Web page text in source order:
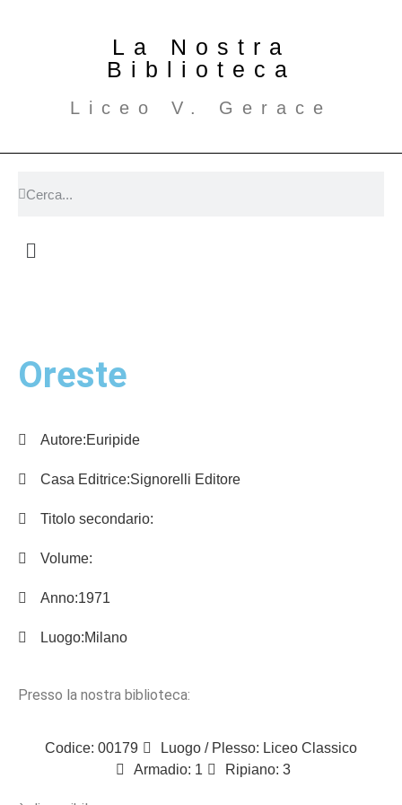
La Nostra
Biblioteca
Liceo V. Gerace
Oreste
Autore:Euripide
Casa Editrice:Signorelli Editore
Titolo secondario:
Volume:
Anno:1971
Luogo:Milano
Presso la nostra biblioteca:
Codice: 00179
Luogo / Plesso: Liceo Classico
Armadio: 1
Ripiano: 3